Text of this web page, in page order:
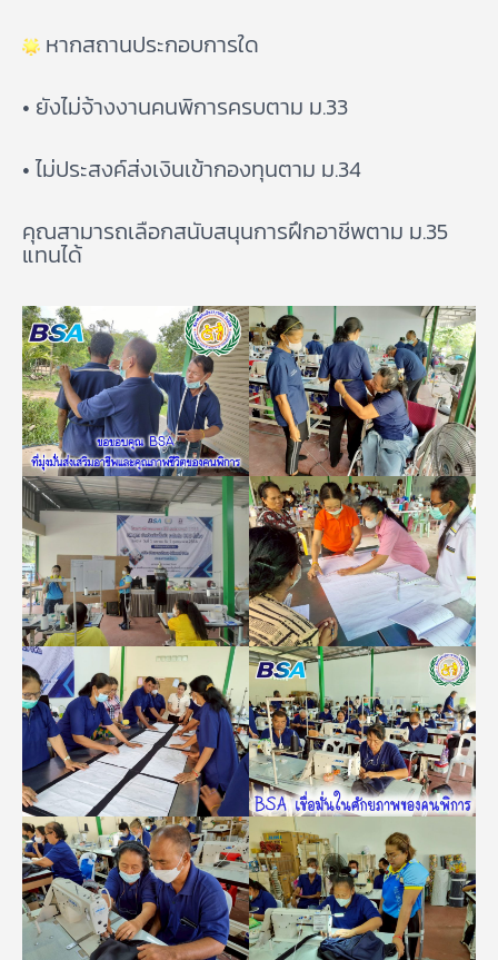
หากสถานประกอบการใด
• ยังไม่จ้างงานคนพิการครบตาม ม.33
• ไม่ประสงค์ส่งเงินเข้ากองทุนตาม ม.34
คุณสามารถเลือกสนับสนุนการฝึกอาชีพตาม ม.35
แทนได้